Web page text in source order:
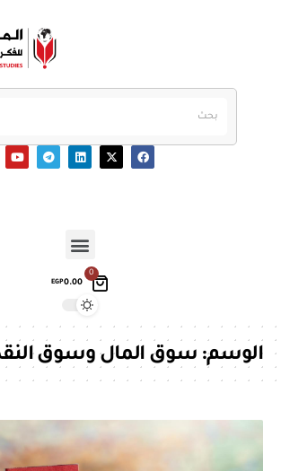
0
EGP0.00
الوسم:سوق المال وسوق النقد